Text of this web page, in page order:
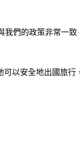
我們的政策非常一
以安全地出國旅行